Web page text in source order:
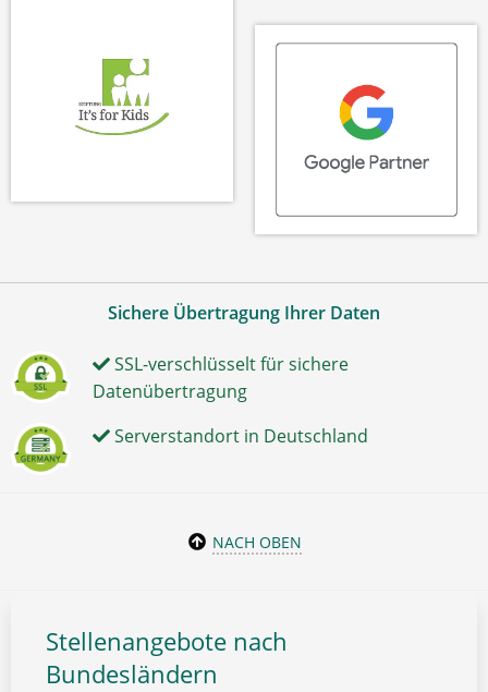
Sichere Übertragung Ihrer Daten
SSL-verschlüsselt für sichere
Datenübertragung
Serverstandort in Deutschland
NACH OBEN
Stellenangebote nach
Bundesländern